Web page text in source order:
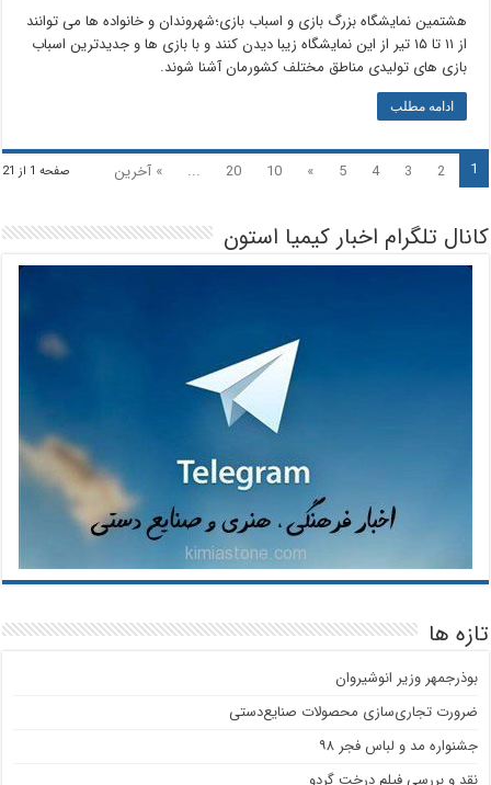
هشتمین نمایشگاه بزرگ بازی و اسباب بازی؛شهروندان و خانواده ها می توانند
از ۱۱ تا ۱۵ تیر از این نمایشگاه زیبا دیدن کنند و با بازی ها و جدیدترین اسباب
بازی های تولیدی مناطق مختلف کشورمان آشنا شوند.
ادامه مطلب
صفحه 1 از 21 1
2
3
4
5
»
10
20
... » آخرین
کانال تلگرام اخبار کیمیا استون
تازه ها
بوذرجمهر وزیر انوشیروان
ضرورت تجاری‌سازی محصولات صنایع‌دستی
جشنواره مد و لباس فجر ۹۸
نقد و بررسی فیلم درخت گردو